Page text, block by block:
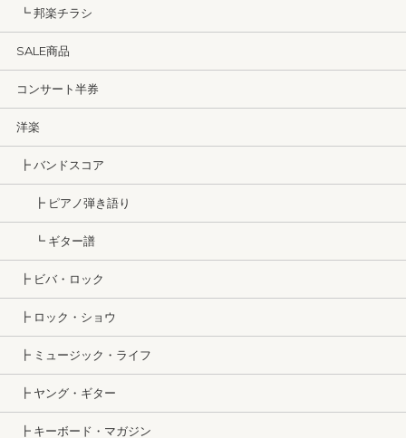
┗ 邦楽チラシ
SALE商品
コンサート半券
洋楽
┣ バンドスコア
┣ ピアノ弾き語り
┗ ギター譜
┣ ビバ・ロック
┣ ロック・ショウ
┣ ミュージック・ライフ
┣ ヤング・ギター
┣ キーボード・マガジン